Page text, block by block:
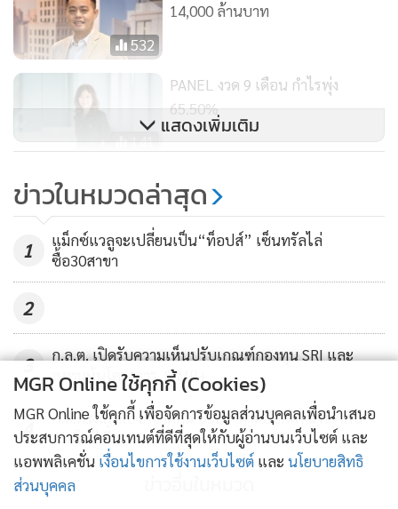
532
14,000 ล้านบาท
141
PANEL งวด 9 เดือน กำไรพุ่ง
65.50%
4,279
ป้องชื่อเสียง ปฏิเสธพัลวัน ไม่เคย
เอี่ยว "เฉิน จื้อ" มาเฟียกัมพูชา
แสดงเพิ่มเติม
ข่าวในหมวดล่าสุด
1
แม็กซ์แวลูจะเปลี่ยนเป็น“ท็อปส์” เซ็นทรัลไล่
ซื้อ30สาขา
2
3
ก.ล.ต. เปิดรับความเห็นปรับเกณฑ์กองทุน SRI และ
ลงทุนหุ้นโครงการ JUMP+
ก.ล.ต.ผนึกแบงก์ชาติคุม USDT คาดออกเกณฑ์กำกับ
ภายในปีนี้
MGR Online ใช้คุกกี้ (Cookies)
MGR Online ใช้คุกกี้ เพื่อจัดการข้อมูลส่วนบุคคลเพื่อนำเสนอ
ประสบการณ์คอนเทนต์ที่ดีที่สุดให้กับผู้อ่านบนเว็บไซต์ และ
แอพพลิเคชั่น เงื่อนไขการใช้งานเว็บไซต์ และ นโยบายสิทธิ
ส่วนบุคคล